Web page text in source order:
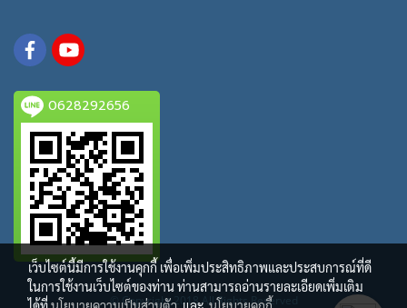
0628292656
© Copyright 2018 All Rights Reserved
เว็บไซต์นี้มีการใช้งานคุกกี้ เพื่อเพิ่มประสิทธิภาพและประสบการณ์ที่ดี
ในการใช้งานเว็บไซต์ของท่าน ท่านสามารถอ่านรายละเอียดเพิ่มเติม